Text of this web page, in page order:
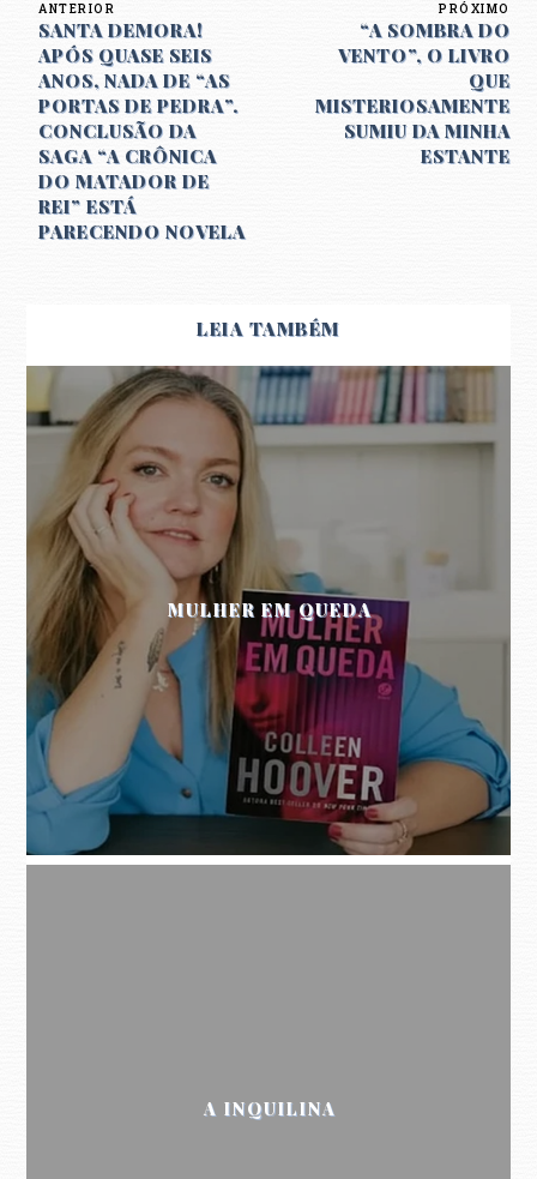
ANTERIOR
SANTA DEMORA!
APÓS QUASE SEIS
ANOS, NADA DE “AS
PORTAS DE PEDRA”.
CONCLUSÃO DA
SAGA “A CRÔNICA
DO MATADOR DE
REI” ESTÁ
PARECENDO NOVELA
PRÓXIMO
“A SOMBRA DO
VENTO”, O LIVRO
QUE
MISTERIOSAMENTE
SUMIU DA MINHA
ESTANTE
LEIA TAMBÉM
MULHER EM QUEDA
A INQUILINA